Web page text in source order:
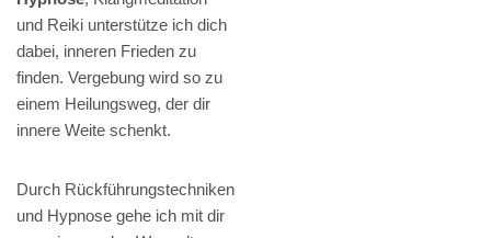
und Reiki unterstütze ich dich
dabei, inneren Frieden zu
finden. Vergebung wird so zu
einem Heilungsweg, der dir
innere Weite schenkt.
Durch Rückführungstechniken
und Hypnose gehe ich mit dir